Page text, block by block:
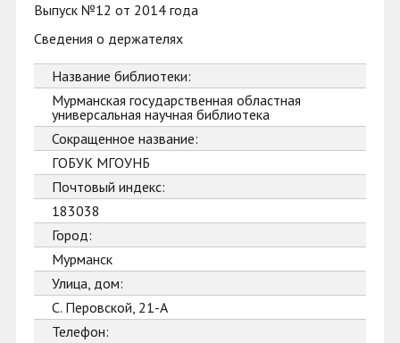
Выпуск №12 от 2014 года
Сведения о держателях
Название библиотеки:
Мурманская государственная областная
универсальная научная библиотека
Сокращенное название:
ГОБУК МГОУНБ
Почтовый индекс:
183038
Город:
Мурманск
Улица, дом:
С. Перовской, 21-А
Телефон: